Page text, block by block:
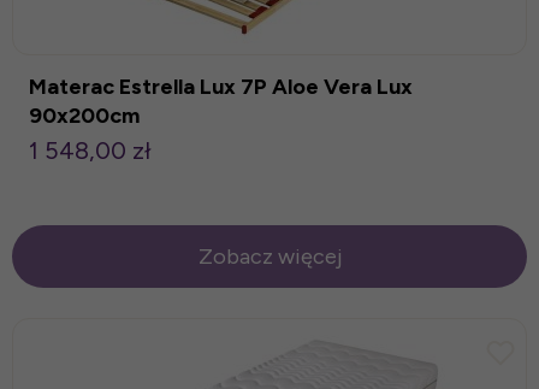
Materac Estrella Lux 7P Aloe Vera Lux
90x200cm
1 548,00 zł
Zobacz więcej